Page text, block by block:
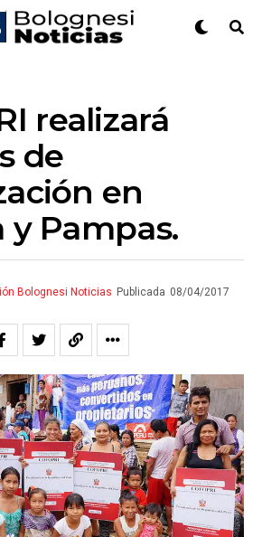
realizará
de
en
y Pampas.
Bolognesi Noticias Publicada 08/04/2017